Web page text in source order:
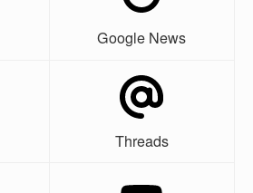
Google News
Threads